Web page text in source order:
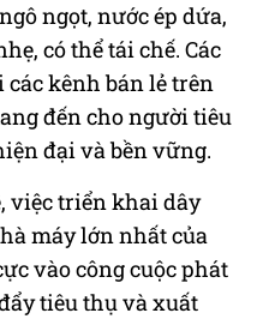
ngọt, nước ép dứa,
có thể tái chế. Các
các kênh bán lẻ trên
đến cho người tiêu
đại và bền vững.
việc triển khai dây
máy lớn nhất của
vào công cuộc phát
tiêu thụ và xuất